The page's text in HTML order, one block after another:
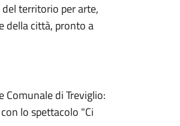
territorio per arte,
della città, pronto a
di Treviglio:
lo spettacolo "Ci